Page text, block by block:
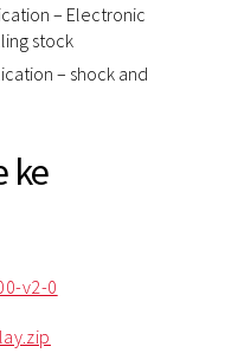
– Electronic
stock
– shock and
ke
v2-0